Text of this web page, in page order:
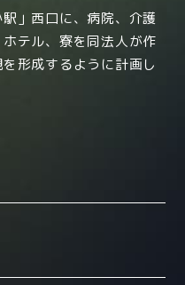
」西口に、病院、介護
テル、寮を同法人が作
形成するように計画し